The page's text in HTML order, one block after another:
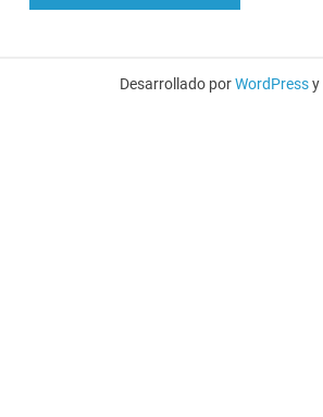
Desarrollado porWordPressy